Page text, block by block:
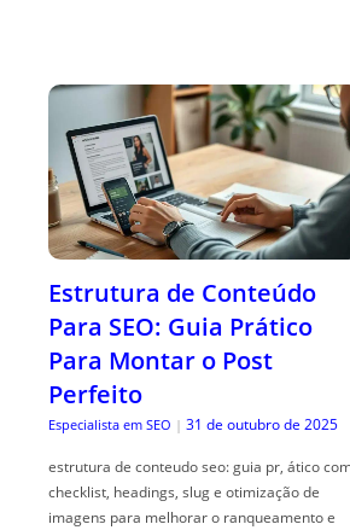
Estrutura de Conteúdo
Para SEO: Guia Prático
Para Montar o Post
Perfeito
Especialista em SEO | 31 de outubro de 2025
estrutura de conteudo seo: guia pr, ático
checklist, headings, slug e otimização de
imagens para melhorar o ranqueamento e